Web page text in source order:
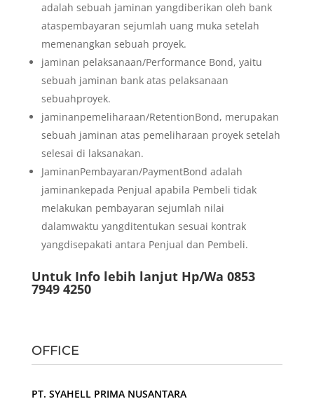
adalah sebuah jaminan yangdiberikan oleh bank
ataspembayaran sejumlah uang muka setelah
memenangkan sebuah proyek.
jaminan pelaksanaan/Performance Bond, yaitu
sebuah jaminan bank atas pelaksanaan
sebuahproyek.
jaminanpemeliharaan/RetentionBond, merupakan
sebuah jaminan atas pemeliharaan proyek setelah
selesai di laksanakan.
JaminanPembayaran/PaymentBond adalah
jaminankepada Penjual apabila Pembeli tidak
melakukan pembayaran sejumlah nilai
dalamwaktu yangditentukan sesuai kontrak
yangdisepakati antara Penjual dan Pembeli.
Untuk Info lebih lanjut Hp/Wa 0853
7949 4250
OFFICE
PT. SYAHELL PRIMA NUSANTARA